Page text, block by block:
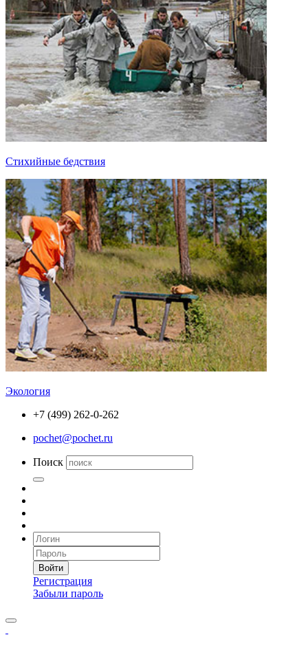
Стихийные бедствия
Экология
+7 (499) 262-0-262
pochet@pochet.ru
Поиск
Войти
Регистрация
Забыли пароль